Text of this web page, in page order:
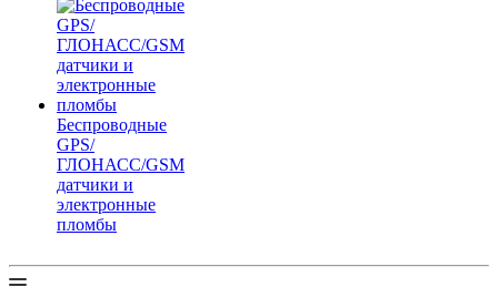
Беспроводные
GPS/
ГЛОНАСС/GSM
датчики и
электронные
пломбы